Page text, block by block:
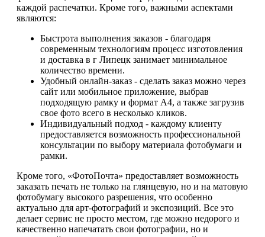
каждой распечатки. Кроме того, важными аспектами
являются:
Быстрота выполнения заказов - благодаря
современным технологиям процесс изготовления
и доставка в г Липецк занимает минимальное
количество времени.
Удобный онлайн-заказ - сделать заказ можно через
сайт или мобильное приложение, выбрав
подходящую рамку и формат А4, а также загрузив
свое фото всего в несколько кликов.
Индивидуальный подход - каждому клиенту
предоставляется возможность профессиональной
консультации по выбору материала фотобумаги и
рамки.
Кроме того, «ФотоПочта» предоставляет возможность
заказать печать не только на глянцевую, но и на матовую
фотобумагу высокого разрешения, что особенно
актуально для арт-фотографий и экспозиций. Все это
делает сервис не просто местом, где можно недорого и
качественно напечатать свои фотографии, но и